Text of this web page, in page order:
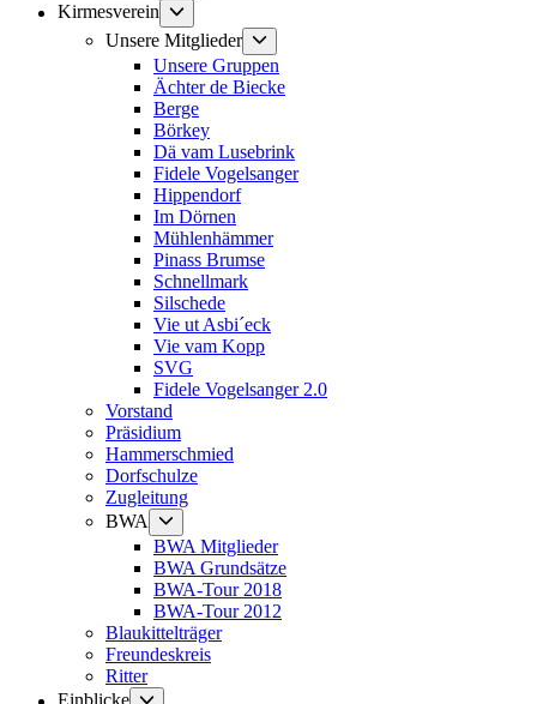
Kirmesverein
Untermenü
anzeigen
Unsere Mitglieder
anzeigen
Unsere Gruppen
Ächter de Biecke
Berge
Börkey
Dä vam Lusebrink
Fidele Vogelsanger
Hippendorf
Im Dörnen
Mühlenhämmer
Pinass Brumse
Schnellmark
Silschede
Vie ut Asbi´eck
Vie vam Kopp
SVG
Fidele Vogelsanger 2.0
Vorstand
Präsidium
Hammerschmied
Dorfschulze
Zugleitung
BWA
anzeigen
BWA Mitglieder
BWA Grundsätze
BWA-Tour 2018
BWA-Tour 2012
Blaukittelträger
Freundeskreis
Ritter
Untermenü